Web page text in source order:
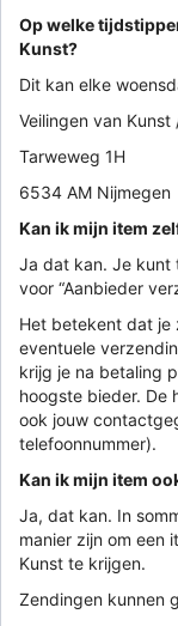
Op welke
Kunst?
Dit kan elke
Veilingen van Kunst
Tarweweg 1H
6534 AM Nijmegen
Kan ik mijn item
Ja dat kan. Je kunt
voor “Aanbieder
Het betekent dat je
eventuele
krijg je na betaling
hoogste bieder. De
ook jouw
telefoonnummer).
Kan ik mijn item
Ja, dat kan. In
manier zijn om een
Kunst te krijgen.
Zendingen kunnen